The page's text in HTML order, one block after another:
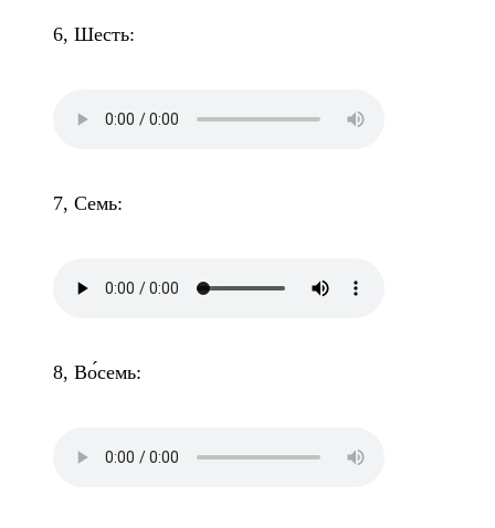
6, Шесть:
7, Семь:
8, Во́семь: